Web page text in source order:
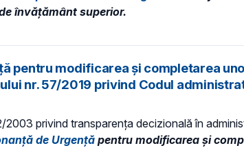
învățământ superior.
pentru modificarea și completarea
nr. 57/2019 privind Codul
privind transparenţa decizională în
de Urgență pentru modificarea și